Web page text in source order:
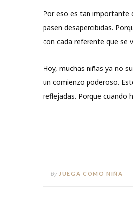
Por eso es tan importante
pasen desapercibidas.
con cada referente que se
Hoy, muchas niñas ya no
un comienzo poderoso.
reflejadas. Porque cuando
By JUEGA COMO NIÑA